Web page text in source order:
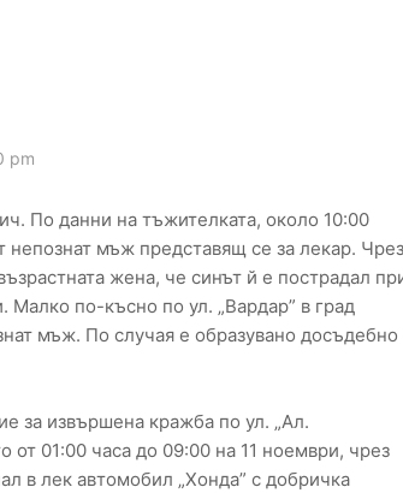
pm
По данни на тъжителката, около 10:00
мъж представящ се за лекар. Чрез
жена, че синът й е пострадал
по-късно по ул. „Вардар” в град
мъж. По случая е образувано досъдебно
за извършена кражба по ул. „Ал.
от 01:00 часа до 09:00 на 11 ноември, чрез
в лек автомобил „Хонда” с добричка